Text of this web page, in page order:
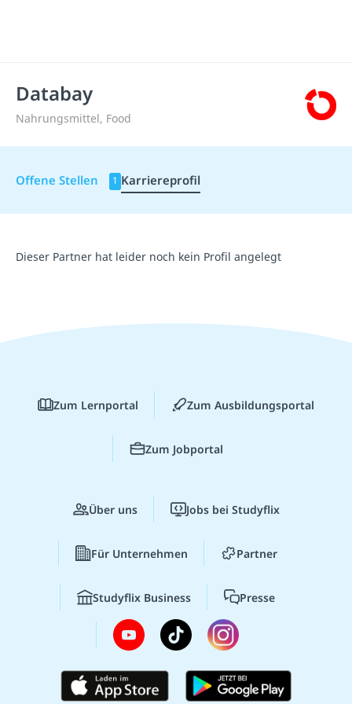
Databay
Nahrungsmittel, Food
Offene Stellen 1 Karriereprofil
Dieser Partner hat leider noch kein Profil angelegt
Zum Lernportal Zum Ausbildungsportal
Zum Jobportal
Über uns Jobs bei Studyflix
Für Unternehmen Partner
Studyflix Business Presse